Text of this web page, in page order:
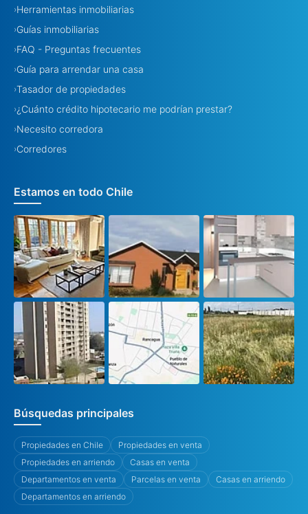
›Herramientas inmobiliarias
›Guías inmobiliarias
›FAQ - Preguntas frecuentes
›Guía para arrendar una casa
›Tasador de propiedades
›¿Cuánto crédito hipotecario me podrían prestar?
›Necesito corredora
›Corredores
Estamos en todo Chile
Búsquedas principales
Propiedades en Chile
Propiedades en venta
Propiedades en arriendo
Casas en venta
Departamentos en venta
Parcelas en venta
Casas en arriendo
Departamentos en arriendo